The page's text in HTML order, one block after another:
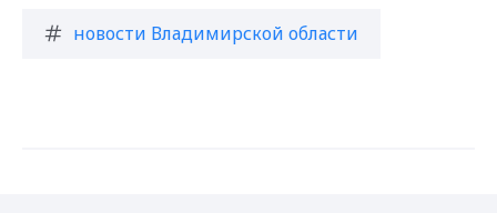
новости Владимирской области